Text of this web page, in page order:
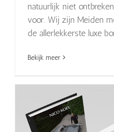
natuurlijk niet
voor. Wij zijn Meiden
de allerlekkerste luxe
Bekijk meer